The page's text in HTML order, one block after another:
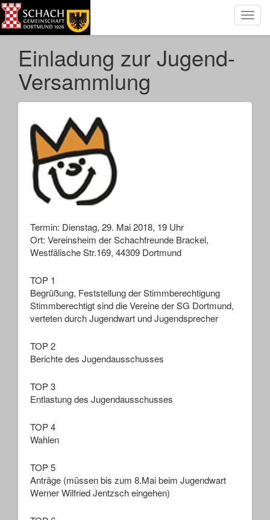
Einladung zur Jugend-
Versammlung
Termin: Dienstag, 29. Mai 2018, 19 Uhr
Ort: Vereinsheim der Schachfreunde Brackel,
Westfälische Str.169, 44309 Dortmund
TOP 1
Begrüßung, Feststellung der Stimmberechtigung
Stimmberechtigt sind die Vereine der SG Dortmund,
verteten durch Jugendwart und Jugendsprecher
TOP 2
Berichte des Jugendausschusses
TOP 3
Entlastung des Jugendausschusses
TOP 4
Wahlen
TOP 5
Anträge (müssen bis zum 8.Mai beim Jugendwart
Werner Wilfried Jentzsch eingehen)